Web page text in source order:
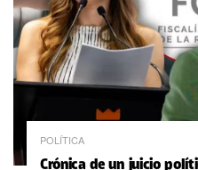
POLÍTICA
Crónica de un juicio